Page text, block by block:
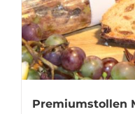
Premiumstollen